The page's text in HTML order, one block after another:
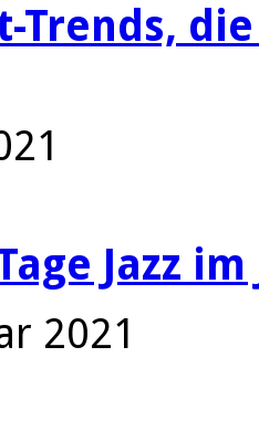
Trends,
Jazz
2021